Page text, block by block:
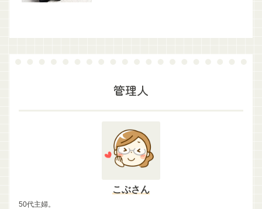
管理人
こぶさん
50代主婦。